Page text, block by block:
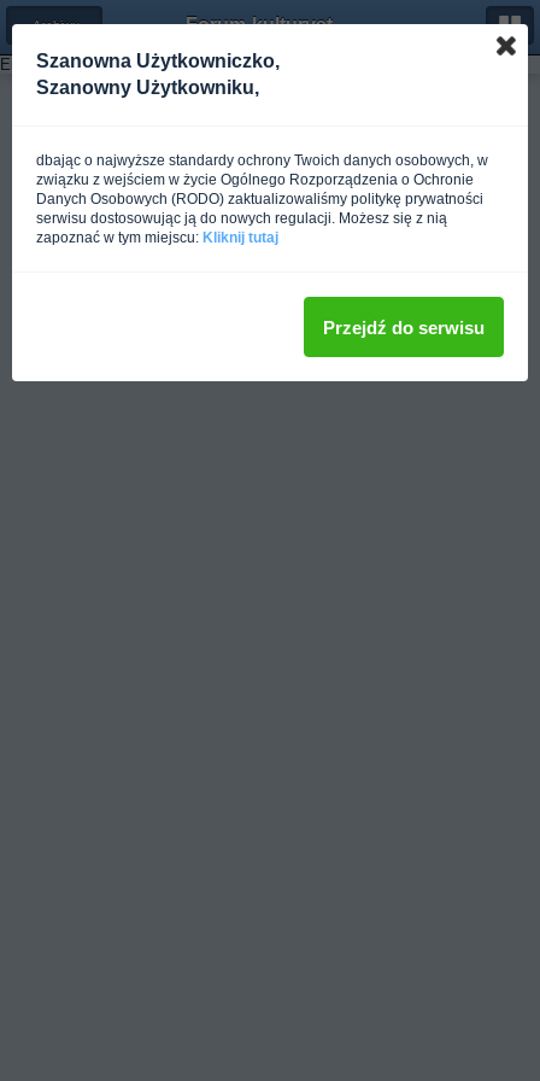
← Archiwum z roku 2006 Forum-kulturystyka.pl
Error: Could not load template 'fxArchiveMonth' from group 'fxrootSitemap'
Pełna wersja
Szanowna Użytkowniczko,
Szanowny Użytkowniku,
dbając o najwyższe standardy ochrony Twoich danych osobowych, w
związku z wejściem w życie Ogólnego Rozporządzenia o Ochronie
Danych Osobowych (RODO) zaktualizowaliśmy politykę prywatności
serwisu dostosowując ją do nowych regulacji. Możesz się z nią
zapoznać w tym miejscu: Kliknij tutaj
Przejdź do serwisu